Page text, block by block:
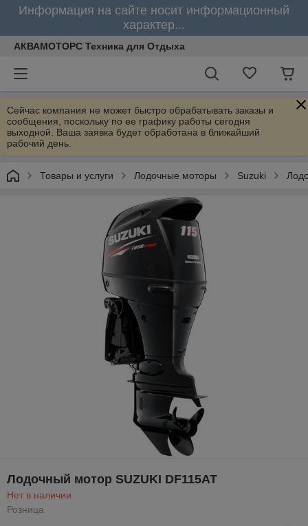
Информация на сайте носит информационный
характер...
АКВАМОТОРС Техника для Отдыха
Сейчас компания не может быстро обрабатывать заказы и
сообщения, поскольку по ее графику работы сегодня
выходной. Ваша заявка будет обработана в ближайший
рабочий день.
Товары и услуги Лодочные моторы Suzuki
Лодочный мотор SUZUKI DF115AT
Нет в наличии
Розница